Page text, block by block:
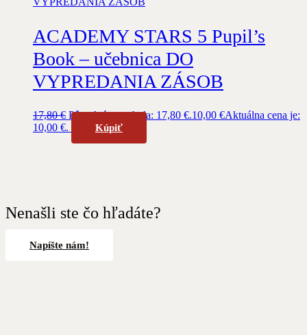
ACADEMY STARS 5 Pupil’s
Book – učebnica DO
VYPREDANIA ZÁSOB
17,80€ Pôvodná cena bola: 17,80 €.10,00 €Aktuálna cena je:
10,00 €.
Kúpiť
Nenašli ste čo hľadáte?
Napíšte nám!